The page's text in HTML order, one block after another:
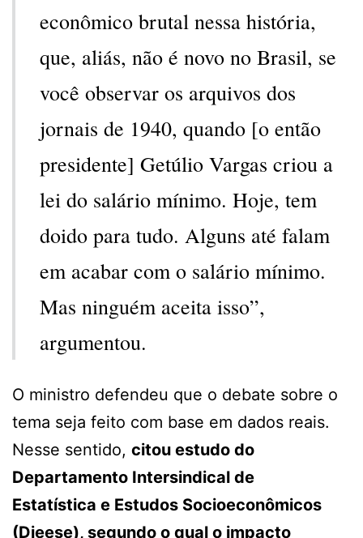
econômico brutal nessa história,
que, aliás, não é novo no Brasil, se
você observar os arquivos dos
jornais de 1940, quando [o então
presidente] Getúlio Vargas criou a
lei do salário mínimo. Hoje, tem
doido para tudo. Alguns até falam
em acabar com o salário mínimo.
Mas ninguém aceita isso”,
argumentou.
O ministro defendeu que o debate sobre o
tema seja feito com base em dados reais.
Nesse sentido, citou estudo do
Departamento Intersindical de
Estatística e Estudos Socioeconômicos
(Dieese), segundo o qual o impacto